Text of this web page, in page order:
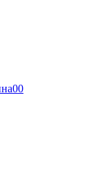
00